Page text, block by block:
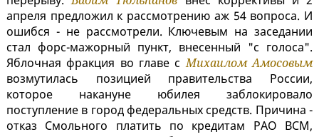
апреля предложил к рассмотрению аж 54 вопроса. И
ошибся - не рассмотрели. Ключевым на заседании
стал форс-мажорный пункт, внесенный "с голоса".
Яблочная фракция во главе сМихаилом Амосовым
возмутилась позицией правительства России,
которое накануне юбилея заблокировало
поступление в город федеральных средств. Причина -
отказ Смольного платить по кредитам РАО ВСМ,